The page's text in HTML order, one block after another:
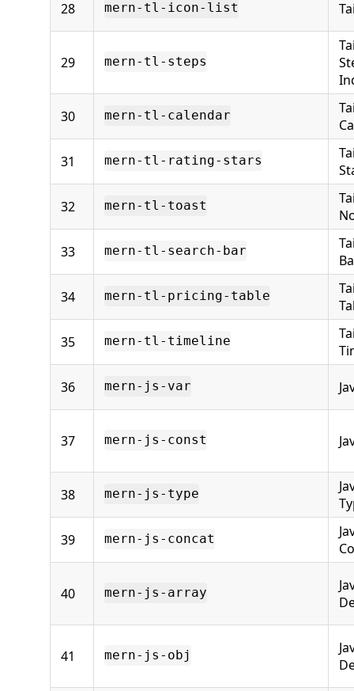
28 mern-tl-icon-list
29 mern-tl-steps
30 mern-tl-calendar
31 mern-tl-rating-stars
32 mern-tl-toast
33 mern-tl-search-bar
34 mern-tl-pricing-table
35 mern-tl-timeline
36 mern-js-var
37 mern-js-const
38 mern-js-type
39 mern-js-concat
40 mern-js-array
41 mern-js-obj